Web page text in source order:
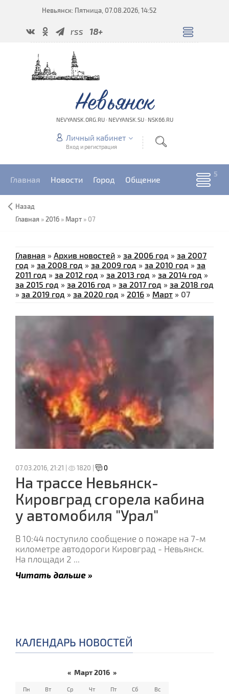
Невьянск: Пятница, 07.08.2026, 14:52
rss 18+
Невьянск
NEVYANSK.ORG.RU · NEVYANSK.SU · NSK66.RU
Личный кабинет
Вход и регистрация
Главная Новости Город Общение
Назад
Главная » 2016 » Март » 07
Главная » Архив новостей » за 2006 год » за 2007
год » за 2008 год » за 2009 год » за 2010 год » за
2011 год » за 2012 год » за 2013 год » за 2014 год »
за 2015 год » за 2016 год » за 2017 год » за 2018 год
» за 2019 год » за 2020 год » 2016 » Март » 07
07.03.2016, 21:21 | 1820 | 0
На трассе Невьянск-
Кировград сгорела кабина
у автомобиля "Урал"
В 10:44 поступило сообщение о пожаре на 7-м
километре автодороги Кировград - Невьянск.
На площади 2 ...
Читать дальше »
КАЛЕНДАРЬ НОВОСТЕЙ
« Март 2016 »
Пн Вт Ср Чт Пт Сб Вс